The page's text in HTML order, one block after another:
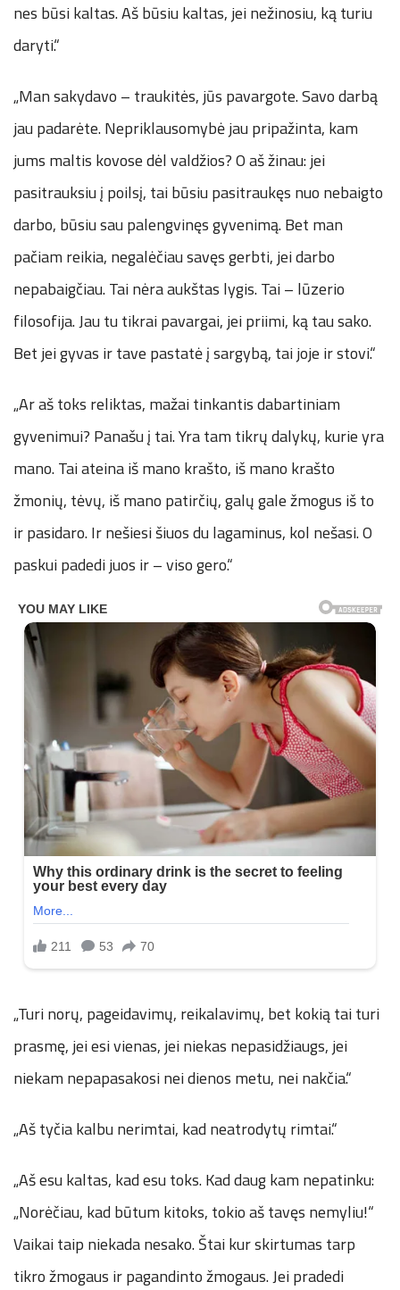
nes būsi kaltas. Aš būsiu kaltas, jei nežinosiu, ką turiu
daryti.“
„Man sakydavo – traukitės, jūs pavargote. Savo darbą
jau padarėte. Nepriklausomybė jau pripažinta, kam
jums maltis kovose dėl valdžios? O aš žinau: jei
pasitrauksiu į poilsį, tai būsiu pasitraukęs nuo nebaigto
darbo, būsiu sau palengvinęs gyvenimą. Bet man
pačiam reikia, negalėčiau savęs gerbti, jei darbo
nepabaigčiau. Tai nėra aukštas lygis. Tai – lūzerio
filosofija. Jau tu tikrai pavargai, jei priimi, ką tau sako.
Bet jei gyvas ir tave pastatė į sargybą, tai joje ir stovi.“
„Ar aš toks reliktas, mažai tinkantis dabartiniam
gyvenimui? Panašu į tai. Yra tam tikrų dalykų, kurie yra
mano. Tai ateina iš mano krašto, iš mano krašto
žmonių, tėvų, iš mano patirčių, galų gale žmogus iš to
ir pasidaro. Ir nešiesi šiuos du lagaminus, kol nešasi. O
paskui padedi juos ir – viso gero.“
„Turi norų, pageidavimų, reikalavimų, bet kokią tai turi
prasmę, jei esi vienas, jei niekas nepasidžiaugs, jei
niekam nepapasakosi nei dienos metu, nei nakčia.“
„Aš tyčia kalbu nerimtai, kad neatrodytų rimtai.“
„Aš esu kaltas, kad esu toks. Kad daug kam nepatinku:
„Norėčiau, kad būtum kitoks, tokio aš tavęs nemyliu!“
Vaikai taip niekada nesako. Štai kur skirtumas tarp
tikro žmogaus ir pagandinto žmogaus. Jei pradedi